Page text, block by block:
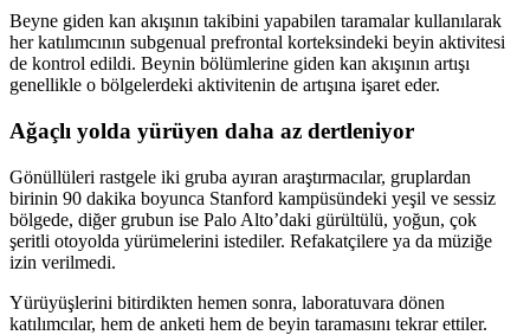
Beyne giden kan akışının takibini yapabilen taramalar kullanılarak
her katılımcının subgenual prefrontal korteksindeki beyin aktivitesi
de kontrol edildi. Beynin bölümlerine giden kan akışının artışı
genellikle o bölgelerdeki aktivitenin de artışına işaret eder.
Ağaçlı yolda yürüyen daha az dertleniyor
Gönüllüleri rastgele iki gruba ayıran araştırmacılar, gruplardan
birinin 90 dakika boyunca Stanford kampüsündeki yeşil ve sessiz
bölgede, diğer grubun ise Palo Alto’daki gürültülü, yoğun, çok
şeritli otoyolda yürümelerini istediler. Refakatçilere ya da müziğe
izin verilmedi.
Yürüyüşlerini bitirdikten hemen sonra, laboratuvara dönen
katılımcılar, hem de anketi hem de beyin taramasını tekrar ettiler.